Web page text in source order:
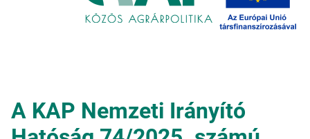
A KAP Nemzeti Irányító